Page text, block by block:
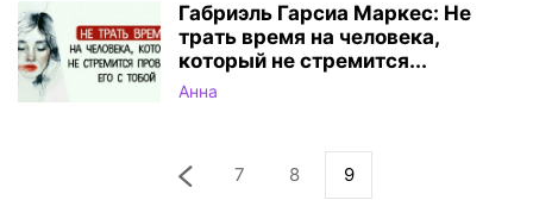
Габриэль Гарсиа Маркес: Не
трать время на человека,
который не стремится...
Анна
7 8 9